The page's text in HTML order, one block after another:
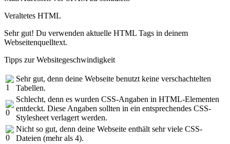
Veraltetes HTML
Sehr gut! Du verwenden aktuelle HTML Tags in deinem
Webseitenquelltext.
Tipps zur Websitegeschwindigkeit
Sehr gut, denn deine Webseite benutzt keine verschachtelten
Tabellen.
Schlecht, denn es wurden CSS-Angaben in HTML-Elementen
entdeckt. Diese Angaben sollten in ein entsprechendes CSS-
Stylesheet verlagert werden.
Nicht so gut, denn deine Webseite enthält sehr viele CSS-
Dateien (mehr als 4).